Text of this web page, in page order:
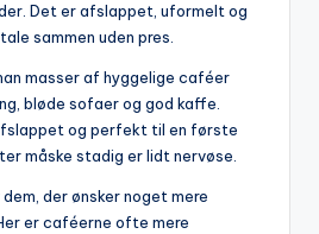
Det er afslappet, uformelt og
sammen uden pres.
masser af hyggelige caféer
bløde sofaer og god kaffe.
og perfekt til en første
måske stadig er lidt nervøse.
der ønsker noget mere
er caféerne ofte mere